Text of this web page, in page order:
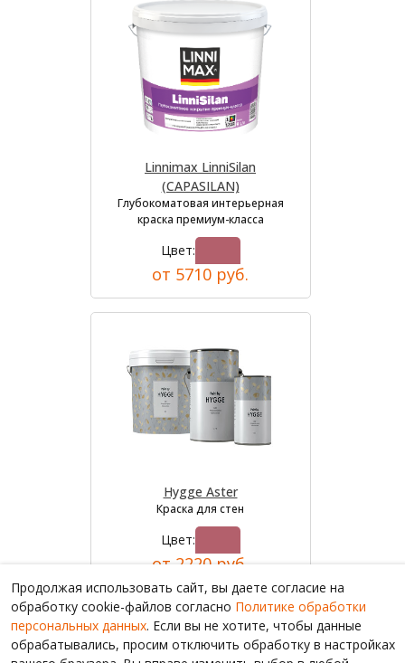
Linnimax LinniSilan
(CAPASILAN)
Глубокоматовая интерьерная
краска премиум-класса
Цвет:
от 5710 руб.
Hygge Aster
Краска для стен
Цвет:
от 2220 руб.
Продолжая использовать сайт, вы даете согласие на
обработку cookie-файлов согласно Политике обработки
персональных данных. Если вы не хотите, чтобы данные
обрабатывались, просим отключить обработку в настройках